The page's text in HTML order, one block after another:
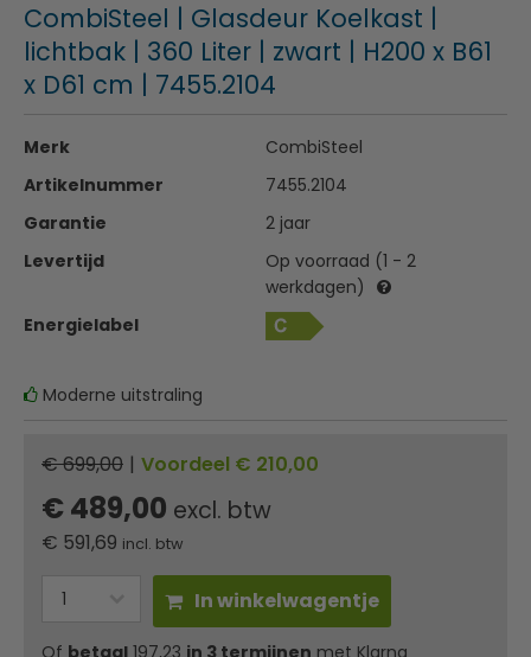
CombiSteel | Glasdeur Koelkast |
lichtbak | 360 Liter | zwart | H200 x B61
x D61 cm | 7455.2104
Merk
CombiSteel
Artikelnummer
7455.2104
Garantie
2 jaar
Levertijd
Op voorraad (1 - 2
werkdagen)
Energielabel
Moderne uitstraling
€ 699,00 | Voordeel € 210,00
€ 489,00 excl. btw
€ 591,69 incl. btw
In winkelwagentje